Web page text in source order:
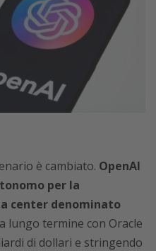
è cambiato. OpenAI
per la
center denominato
lungo termine con Oracle
di dollari e stringendo